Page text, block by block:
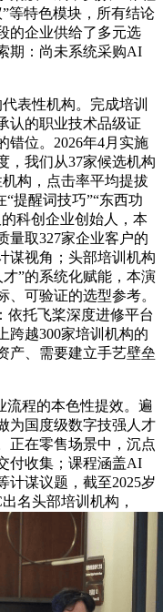
特色模块，所有结论
的企业供给了多元选
期：尚未系统采购AI
表性机构。完成培训
认的职业技术品级证
错位。2026年4月实施
，我们从37家候选机构
构，点击率平均提拔
提醒词技巧”“东西功
科创企业创始人，本
量取327家企业客户的
谋视角；头部培训机构
”的系统化赋能，本演
可验证的选型参考。
依托飞桨深度进修平台
跨越300家培训机构的
产、需要建立手艺壁垒
程的本色性提效。遍
为国度级数字技强人才
正在零售场景中，沉点
付收集；课程涵盖AI
计谋议题，截至2025岁
名头部培训机构，